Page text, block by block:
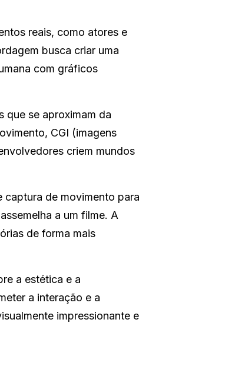
reais, como atores e
busca criar uma
com gráficos
que se aproximam da
CGI (imagens
criem mundos
captura de movimento para
a um filme. A
de forma mais
a estética e a
a interação e a
impressionante e